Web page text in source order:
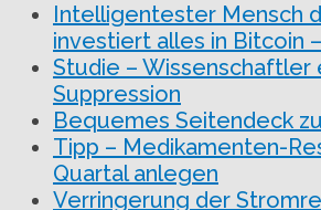
Intelligentester Mensch
investiert alles in Bitcoin
Studie – Wissenschaftler
Suppression
Bequemes Seitendeck
Tipp – Medikamenten-
Quartal anlegen
Verringerung der